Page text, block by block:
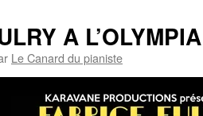
A
Le Canard du pianiste